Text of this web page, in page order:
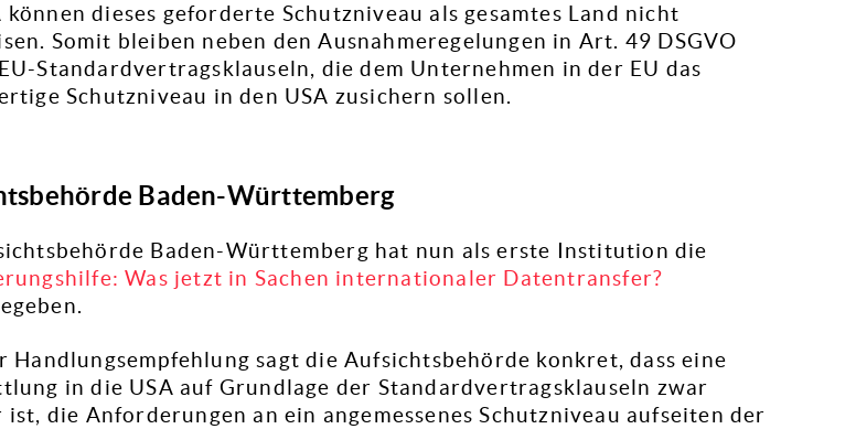
können dieses geforderte Schutzniveau als gesamtes Land nicht
Somit bleiben neben den Ausnahmeregelungen in Art. 49 DSGVO
Standardvertragsklauseln, die dem Unternehmen in der EU das
Schutzniveau in den USA zusichern sollen.
Baden-Württemberg
Baden-Württemberg hat nun als erste Institution die
Was jetzt in Sachen internationaler Datentransfer?
Handlungsempfehlung sagt die Aufsichtsbehörde konkret, dass eine
in die USA auf Grundlage der Standardvertragsklauseln zwar
ist, die Anforderungen an ein angemessenes Schutzniveau aufseiten der